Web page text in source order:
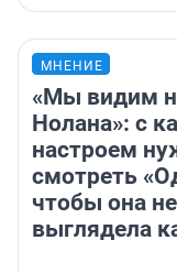
МНЕНИЕ
«Мы видим
Нолана»: с
настроем
смотреть
чтобы она не
выглядела